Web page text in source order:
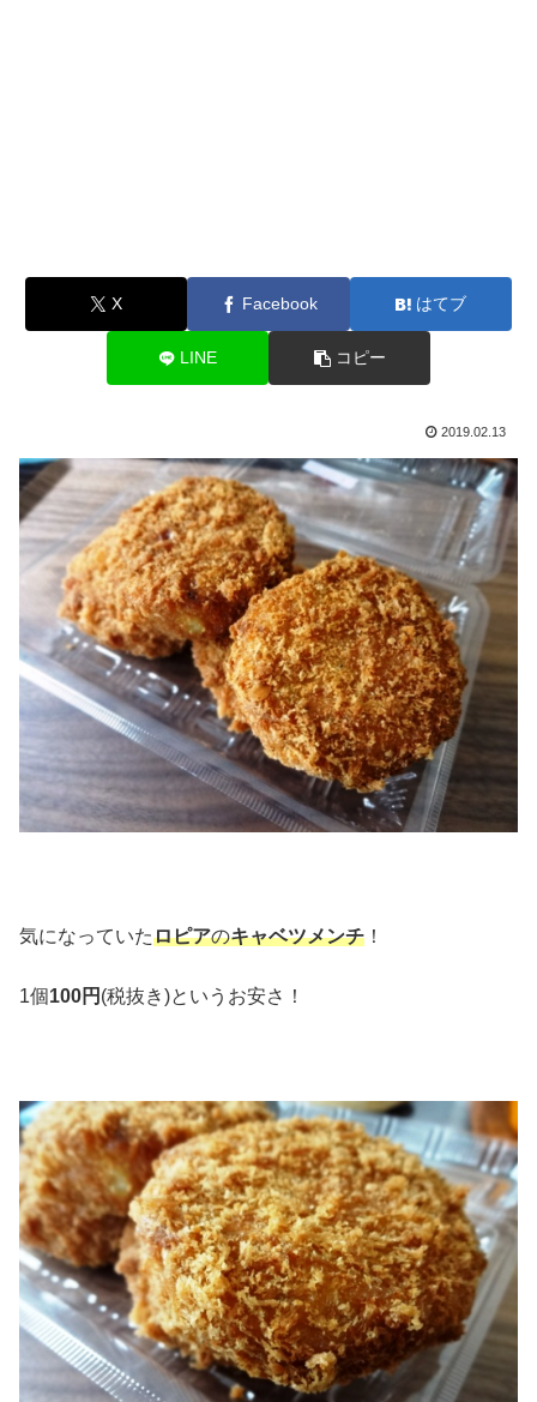
X Facebook はてブ
LINE コピー
2019.02.13
気になっていたロピアのキャベツメンチ ！
1個100円 (税抜き)というお安さ！